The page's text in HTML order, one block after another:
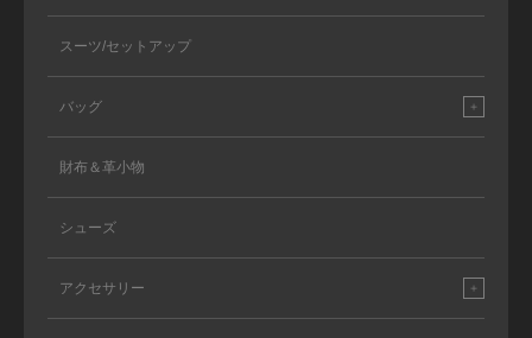
スーツ/セットアップ
バッグ
財布＆革小物
シューズ
アクセサリー